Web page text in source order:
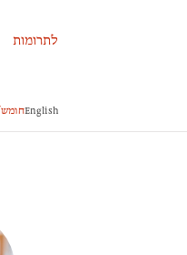
לתרומות
Englishחומש